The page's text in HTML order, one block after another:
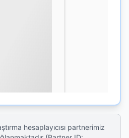
hesaplayıcısı partnerimiz